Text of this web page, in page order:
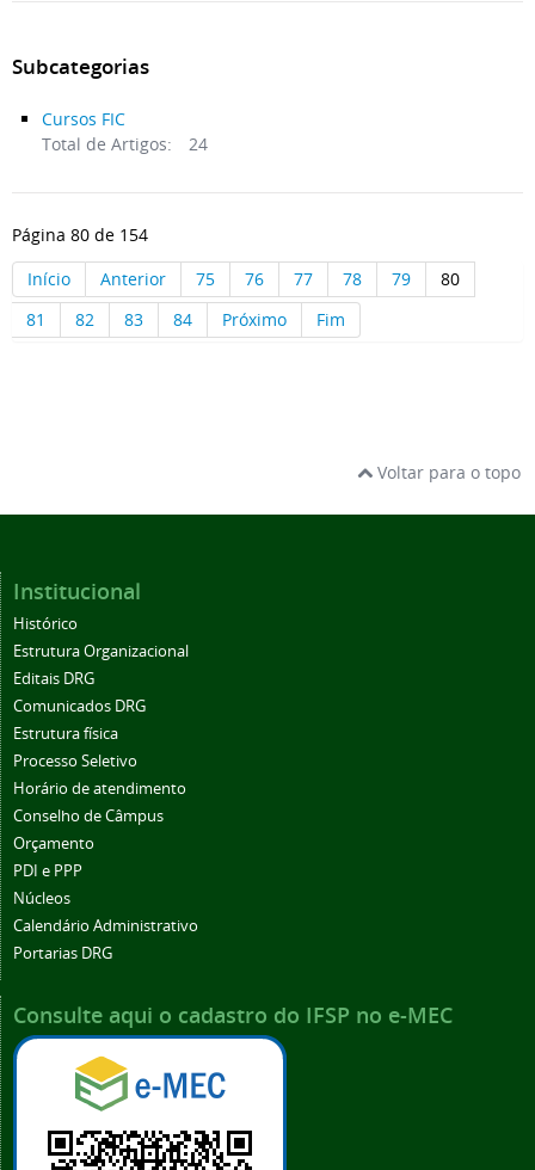
Subcategorias
Cursos FIC
Total de Artigos:
24
Página 80 de 154
Início
Anterior 75 76 77 78 79
80
81
82 83 84 Próximo Fim
Voltar para o topo
Institucional
Histórico
Estrutura Organizacional
Editais DRG
Comunicados DRG
Estrutura física
Processo Seletivo
Horário de atendimento
Conselho de Câmpus
Orçamento
PDI e PPP
Núcleos
Calendário Administrativo
Portarias DRG
Consulte aqui o cadastro do IFSP no e-MEC